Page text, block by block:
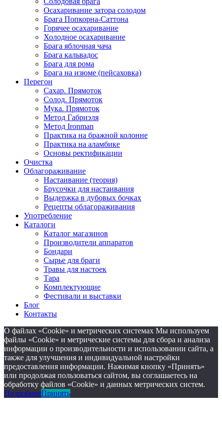
Осахаривание затора солодом
Брага Попкорна-Саттона
Горячее осахаривание
Холодное осахаривание
Брага яблочная чача
Брага кальвадос
Брага для рома
Брага на изюме (пейсаховка)
Перегон
Сахар. Прямоток
Солод. Прямоток
Мука. Прямоток
Метод Габриэля
Метод Ironman
Практика на бражной колонне
Практика на аламбике
Основы ректификации
Очистка
Облагораживание
Настаивание (теория)
Брусочки для настаивания
Выдержка в дубовых бочках
Рецепты облагораживания
Употребление
Каталоги
Каталог магазинов
Производители аппаратов
Бондари
Сырье для браги
Травы для настоек
Тара
Комплектующие
Фестивали и выставки
Блог
Контакты
О файлах «Cookie» и метрических системах Мы используем
файлы «Cookie» и метрические системы для сбора и анализа
информации о производительности и использовании сайта, а
также для улучшения и индивидуальной настройки
предоставления информации. Нажимая кнопку «Принять»
или продолжая пользоваться сайтом, вы соглашаетесь на
обработку файлов «Cookie» и данных метрических систем.
ПодробнееПринять